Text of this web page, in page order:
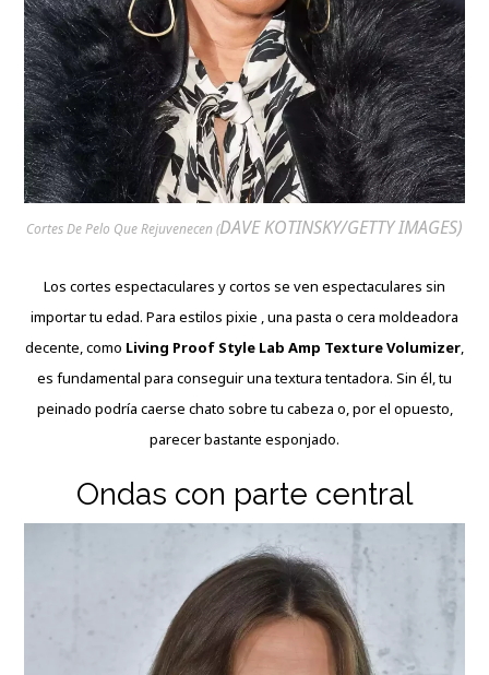
Cortes De Pelo Que Rejuvenecen (DAVE KOTINSKY/GETTY IMAGES)
Los cortes espectaculares y cortos se ven espectaculares sin
importar tu edad. Para estilos pixie , una pasta o cera moldeadora
decente, como Living Proof Style Lab Amp Texture Volumizer,
es fundamental para conseguir una textura tentadora. Sin él, tu
peinado podría caerse chato sobre tu cabeza o, por el opuesto,
parecer bastante esponjado.
Ondas con parte central